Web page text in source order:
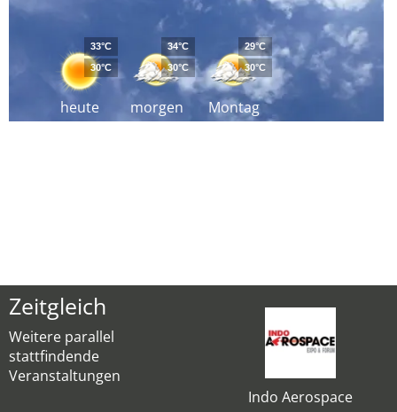
heute
33°C
30°C
morgen
34°C
30°C
Montag
29°C
30°C
Zeitgleich
Weitere parallel
stattfindende
Veranstaltungen
Indo Aerospace